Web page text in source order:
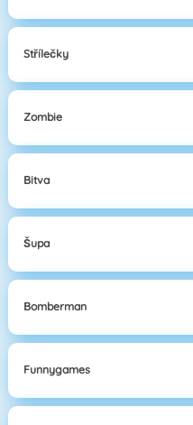
Střílečky
Zombie
Bitva
Šupa
Bomberman
Funnygames